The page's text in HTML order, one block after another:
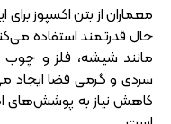
معماران از بتن اکسپوز
حال قدرتمند استفاده
مانند شیشه، فلز و
سردی و گرمی فضا ایجاد
کاهش نیاز به پوشش‌های